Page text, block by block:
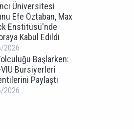
Üniversitesi
Efe Öztaban, Max
Enstitüsü'nde
Kabul Edildi
2026
Başlarken:
Bursiyerleri
Paylaştı
2026